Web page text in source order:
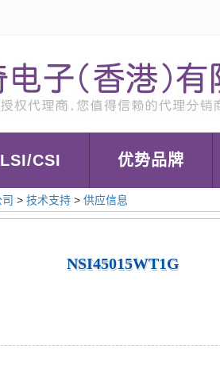
LSI/CSI 优势品牌
> 技术支持 > 供应信息
NSI45015WT1G